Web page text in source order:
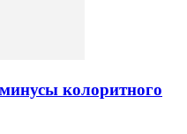
колоритного